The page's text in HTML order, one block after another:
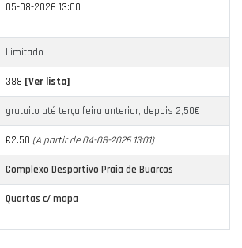
05-08-2026 13:00
Ilimitado
388 [Ver lista]
gratuito até terça feira anterior, depois 2,50€
€2.50 (A partir de 04-08-2026 13:01)
Complexo Desportivo Praia de Buarcos
Quartas c/ mapa